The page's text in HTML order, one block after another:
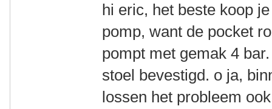
hi eric, het beste koop
pomp, want de pocket
pompt met gemak 4
stoel bevestigd. o ja,
lossen het probleem